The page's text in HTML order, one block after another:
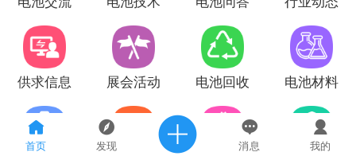
首页 发现 消息 我的
供求信息 展会活动 电池回收 电池材料